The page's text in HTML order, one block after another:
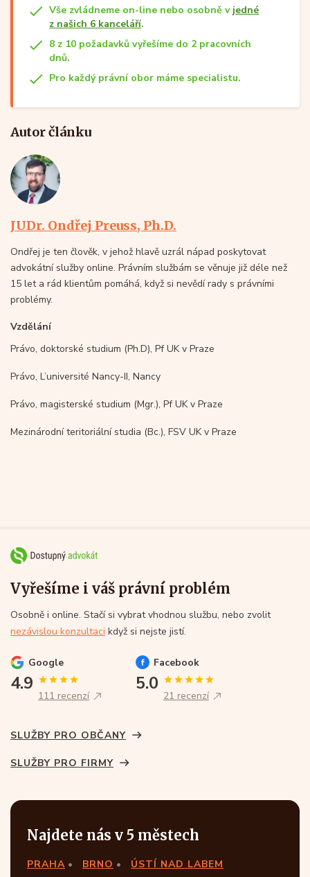
Vše zvládneme on-line nebo osobně v jedné
z našich 6 kanceláří.
8 z 10 požadavků vyřešíme do 2 pracovních
dnů.
Pro každý právní obor máme specialistu.
Autor článku
JUDr. Ondřej Preuss, Ph.D.
Ondřej je ten člověk, v jehož hlavě uzrál nápad poskytovat
advokátní služby online. Právním službám se věnuje již déle než
15 let a rád klientům pomáhá, když si nevědí rady s právními
problémy.
Vzdělání
Právo, doktorské studium (Ph.D), Pf UK v Praze
Právo, L’université Nancy-II, Nancy
Právo, magisterské studium (Mgr.), Pf UK v Praze
Mezinárodní teritoriální studia (Bc.), FSV UK v Praze
Vyřešíme i váš právní problém
Osobně i online. Stačí si vybrat vhodnou službu, nebo zvolit
nezávislou konzultaci když si nejste jistí.
Google
4.9
111 recenzí
Facebook
5.0
21 recenzí
SLUŽBY PRO OBČANY
SLUŽBY PRO FIRMY
Najdete nás v 5 městech
PRAHA BRNO
ÚSTÍ NAD LABEM